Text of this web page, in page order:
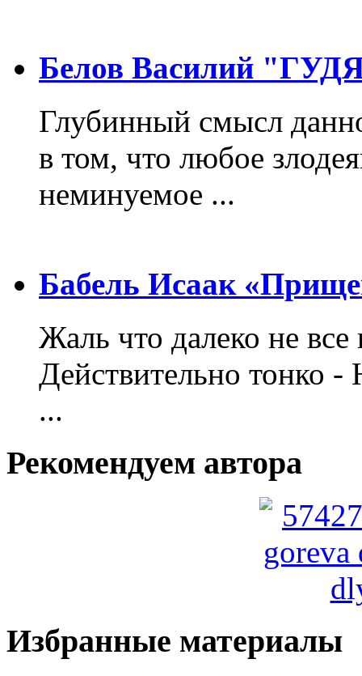
Белов Василий
Глубинный смысл
в том, что любое
неминуемое ...
Бабель Исаак
Жаль что далеко не
Действительно тонко
...
Рекомендуем автора
Избранные материалы